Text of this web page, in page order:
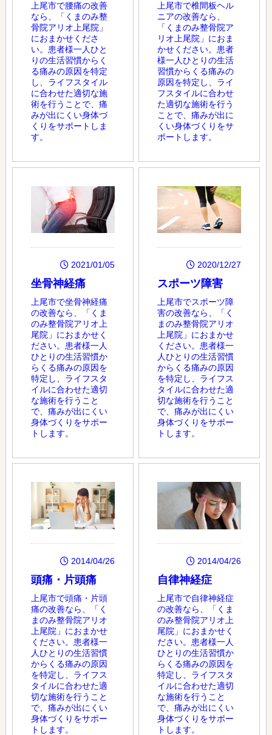
上尾市で腰痛の改善
なら、「くまのみ整
骨院アリオ上尾院」
におまかせくださ
い。患者様一人ひと
りの生活習慣からく
る痛みの原因を特定
し、ライフスタイル
に合わせた適切な施
術を行うことで、痛
みが出にくい身体づ
くりをサポートしま
す。
上尾市で椎間板ヘル
ニアの改善なら、
「くまのみ整骨院ア
リオ上尾院」におま
かせください。患者
様一人ひとりの生活
習慣からくる痛みの
原因を特定し、ライ
フスタイルに合わせ
た適切な施術を行う
ことで、痛みが出に
くい身体づくりをサ
ポートします。
2021/01/05
坐骨神経痛
上尾市で坐骨神経痛
の改善なら、「くま
のみ整骨院アリオ上
尾院」におまかせく
ださい。患者様一人
ひとりの生活習慣か
らくる痛みの原因を
特定し、ライフスタ
イルに合わせた適切
な施術を行うこと
で、痛みが出にくい
身体づくりをサポー
トします。
2020/12/27
スポーツ障害
上尾市でスポーツ障
害の改善なら、「く
まのみ整骨院アリオ
上尾院」におまかせ
ください。患者様一
人ひとりの生活習慣
からくる痛みの原因
を特定し、ライフス
タイルに合わせた適
切な施術を行うこと
で、痛みが出にくい
身体づくりをサポー
トします。
2014/04/26
頭痛・片頭痛
上尾市で頭痛・片頭
痛の改善なら、「く
まのみ整骨院アリオ
上尾院」におまかせ
ください。患者様一
人ひとりの生活習慣
からくる痛みの原因
を特定し、ライフス
タイルに合わせた適
切な施術を行うこと
で、痛みが出にくい
身体づくりをサポー
トします。
2014/04/26
自律神経症
上尾市で自律神経症
の改善なら、「くま
のみ整骨院アリオ上
尾院」におまかせく
ださい。患者様一人
ひとりの生活習慣か
らくる痛みの原因を
特定し、ライフスタ
イルに合わせた適切
な施術を行うこと
で、痛みが出にくい
身体づくりをサポー
トします。